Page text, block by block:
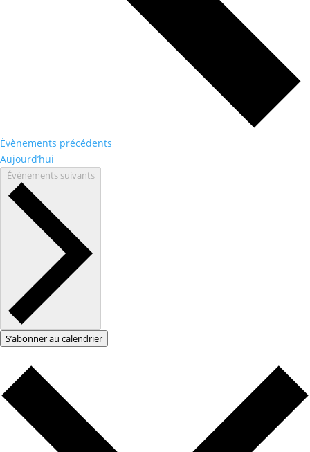
Évènements précédents
Aujourd’hui
Évènementssuivants
S’abonner au calendrier